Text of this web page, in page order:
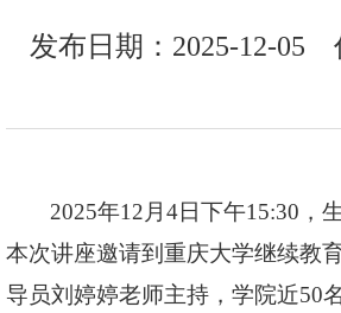
发布日期：2025-12-05
2025年12月4日下午15:30，
本次讲座邀请到重庆大学继续教
导员刘婷婷老师主持，学院近50